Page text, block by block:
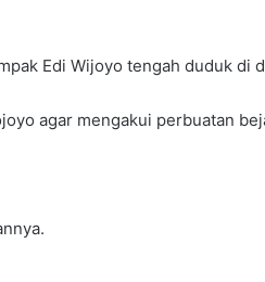
Edi Wijoyo tengah duduk di
agar mengakui perbuatan